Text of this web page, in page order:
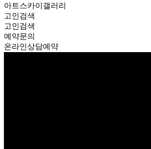
아트스카이갤러리
고인검색
고인검색
예약문의
온라인상담예약